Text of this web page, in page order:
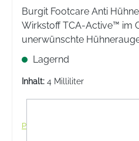
Burgit Footcare Anti
Wirkstoff TCA-Active™ im
unerwünschte
unerwünschte Haut und
gesunder Haut.
Lagernd
Inhalt: 4 Milliliter
Preise inkl. MwSt. zzgl.